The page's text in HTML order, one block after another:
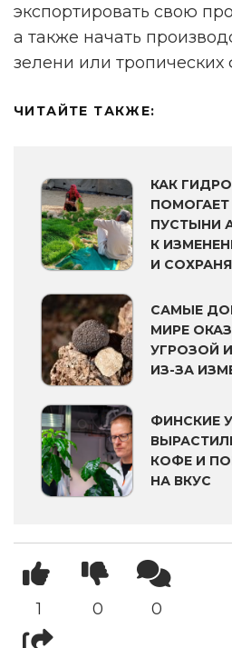
экспортировать свою
а также начать
зелени или тропических
ЧИТАЙТЕ ТАКЖЕ:
КАК
ПУСТЫНИ
К
И
САМЫЕ
МИРЕ
УГРОЗОЙ
ИЗ-ЗА
ФИНСКИЕ
КОФЕ И
НА ВКУС
1 0 0